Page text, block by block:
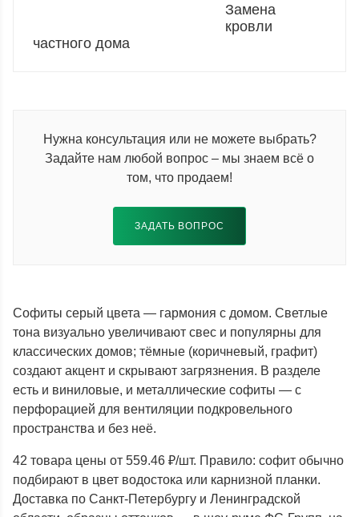
Замена
кровли
частного дома
Нужна консультация или не можете выбрать?
Задайте нам любой вопрос – мы знаем всё о
том, что продаем!
ЗАДАТЬ ВОПРОС
Софиты серый цвета — гармония с домом. Светлые
тона визуально увеличивают свес и популярны для
классических домов; тёмные (коричневый, графит)
создают акцент и скрывают загрязнения. В разделе
есть и виниловые, и металлические софиты — с
перфорацией для вентиляции подкровельного
пространства и без неё.
42 товара цены от 559.46 ₽/шт. Правило: софит обычно
подбирают в цвет водостока или карнизной планки.
Доставка по Санкт-Петербургу и Ленинградской